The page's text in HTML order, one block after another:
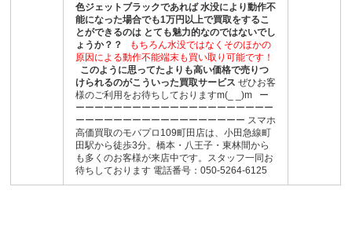
色ジェットブラックであれば 水没により動作不
能になった場合でも1万円以上で買取をするこ
とができるのは とても魅力的なのではないでし
ょうか？？
もちろん水没ではなくそのほかの
原因による動作不能端末も買い取り可能です！
このように思ってたよりも高い価格で売りつ
けられるのがこういった買取サービス ぜひお客
様のご利用をお待ちしておりますm(_ _)m ー
ーーーーーーーーーーーーーーーーーーーーー
ーーーーーーーーーーーーーーーーーー スマホ
高価買取のモバプロ109町田店は、小田急線町
田駅から徒歩3分。橋本・八王子・東林間から
も多くのお客様が来店中です。スタッフ一同お
待ちしております 電話番号：050-5264-6125